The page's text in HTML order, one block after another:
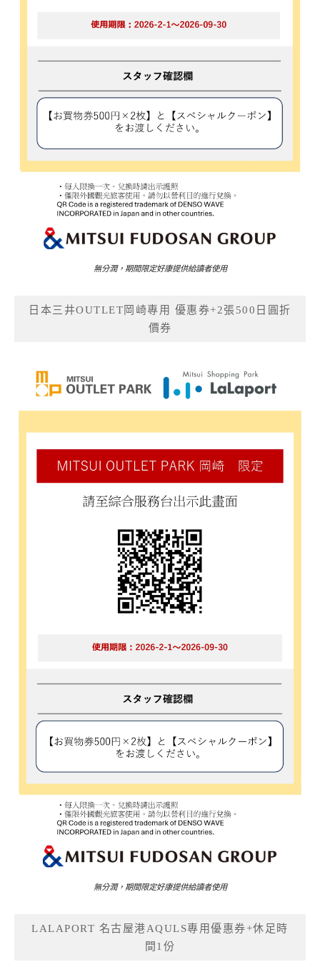
無分潤，期間限定好康提供給讀者使用
日本三井OUTLET岡崎專用 優惠券+2張500日圓折
價券
無分潤，期間限定好康提供給讀者使用
LALAPORT 名古屋港AQULS專用優惠券+休足時
間1份